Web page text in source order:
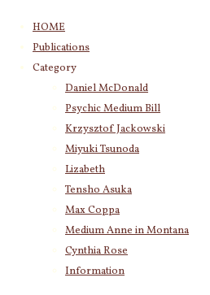
HOME
Publications
Category
Daniel McDonald
Psychic Medium Bill
Krzysztof Jackowski
Miyuki Tsunoda
Lizabeth
Tensho Asuka
Max Coppa
Medium Anne in Montana
Cynthia Rose
Information